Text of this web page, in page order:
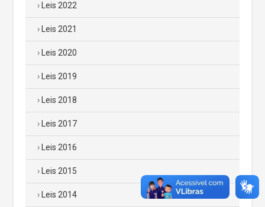
Leis 2022
Leis 2021
Leis 2020
Leis 2019
Leis 2018
Leis 2017
Leis 2016
Leis 2015
Leis 2014